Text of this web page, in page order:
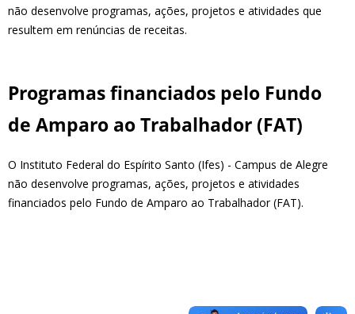
não desenvolve programas, ações, projetos e atividades que
resultem em renúncias de receitas.
Programas financiados pelo Fundo
de Amparo ao Trabalhador (FAT)
O Instituto Federal do Espírito Santo (Ifes) - Campus de Alegre
não desenvolve programas, ações, projetos e atividades
financiados pelo Fundo de Amparo ao Trabalhador (FAT).